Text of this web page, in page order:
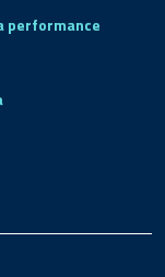
performance